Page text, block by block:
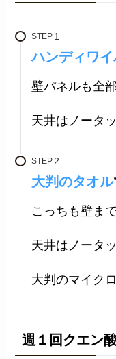
STEP
ハンディワイ
壁パネルも全
天井はノータ
STEP
大判のタオル
こっちも壁ま
天井はノータ
大判のマイク
週１回クエン